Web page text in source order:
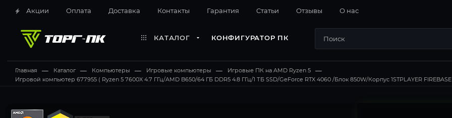
Акции Оплата Доставка Контакты Гарантия Cтатьи Отзывы О нас
КАТАЛОГ КОНФИГУРАТОР ПК
Главная — Каталог — Компьютеры — Игровые компьютеры — Игровые ПК на AMD Ryzen 5 —
Игровой компьютер 677955 ( Ryzen 5 7600X 4.7 ГГц/AMD B650/64 ГБ DDR5 4.8 ГГц/1 ТБ SSD/GeForce RTX 4060 /Блок 850W/Корпус 1STPLAYER